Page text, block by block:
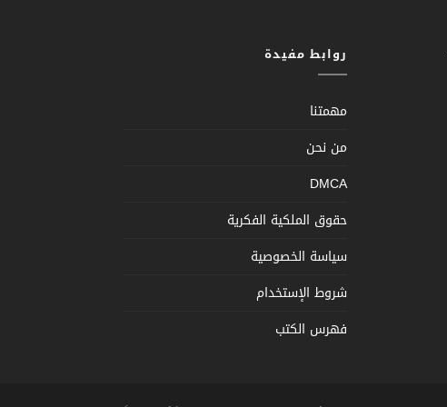
روابط مفيدة
مهمتنا
من نحن
DMCA
حقوق الملكية الفكرية
سياسة الخصوصية
شروط الإستخدام
فهرس الكتب